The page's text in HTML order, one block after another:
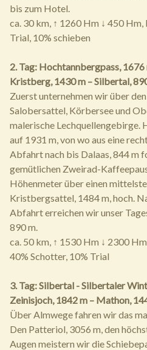
bis zum Hotel.
ca. 30 km, ↑ 1260 Hm ↓ 450 Hm,
Trial, 10% schieben
2. Tag: Hochtannbergpass,
Kristberg, 1430 m – Silbertal,
Zuerst unternehmen wir über
Salobersattel, Körbersee und
malerische
auf 1931 m, von wo aus eine
Abfahrt nach bis Dalaas, 844 m
gemütlichen Zweirad-
Höhenmeter über einen
Kristbergsattel, 1484 m, hoch.
Abfahrt erreichen wir unser
890 m.
ca. 50 km, ↑ 1530 Hm ↓ 2300
40% Schotter, 10% Trial
3. Tag: Silbertal - Silbertaler
Zeinisjoch, 1842 m – Mathon,
Über Almwege fahren wir das
Den Patteriol, 3056 m, den
Augen meistern wir die